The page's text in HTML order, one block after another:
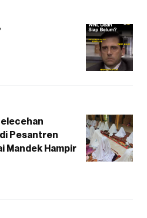
Pesantren
Mandek Hampir